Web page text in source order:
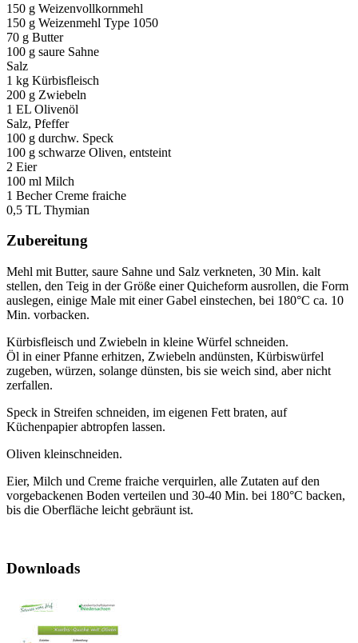
150 g Weizenvollkornmehl
150 g Weizenmehl Type 1050
70 g Butter
100 g saure Sahne
Salz
1 kg Kürbisfleisch
200 g Zwiebeln
1 EL Olivenöl
Salz, Pfeffer
100 g durchw. Speck
100 g schwarze Oliven, entsteint
2 Eier
100 ml Milch
1 Becher Creme fraiche
0,5 TL Thymian
Zubereitung
Mehl mit Butter, saure Sahne und Salz verkneten, 30 Min. kalt
stellen, den Teig in der Größe einer Quicheform ausrollen, die Form
auslegen, einige Male mit einer Gabel einstechen, bei 180°C ca. 10
Min. vorbacken.
Kürbisfleisch und Zwiebeln in kleine Würfel schneiden.
Öl in einer Pfanne erhitzen, Zwiebeln andünsten, Kürbiswürfel
zugeben, würzen, solange dünsten, bis sie weich sind, aber nicht
zerfallen.
Speck in Streifen schneiden, im eigenen Fett braten, auf
Küchenpapier abtropfen lassen.
Oliven kleinschneiden.
Eier, Milch und Creme fraiche verquirlen, alle Zutaten auf den
vorgebackenen Boden verteilen und 30-40 Min. bei 180°C backen,
bis die Oberfläche leicht gebräunt ist.
Downloads